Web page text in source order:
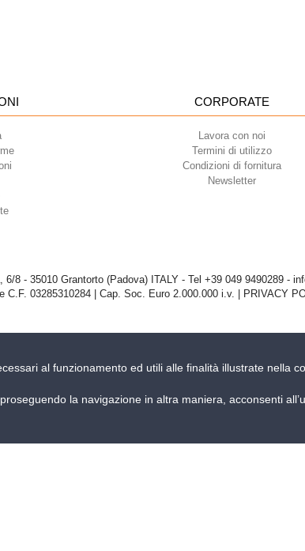
CORPORATE
Lavora con noi
Termini di utilizzo
Condizioni di fornitura
Newsletter
6/8 - 35010 Grantorto (Padova) ITALY - Tel +39 049 9490289 -
C.F. 03285310284 | Cap. Soc. Euro 2.000.000 i.v. | PRIVACY
al funzionamento ed utili alle finalità illustrate nella
la navigazione in altra maniera, acconsenti